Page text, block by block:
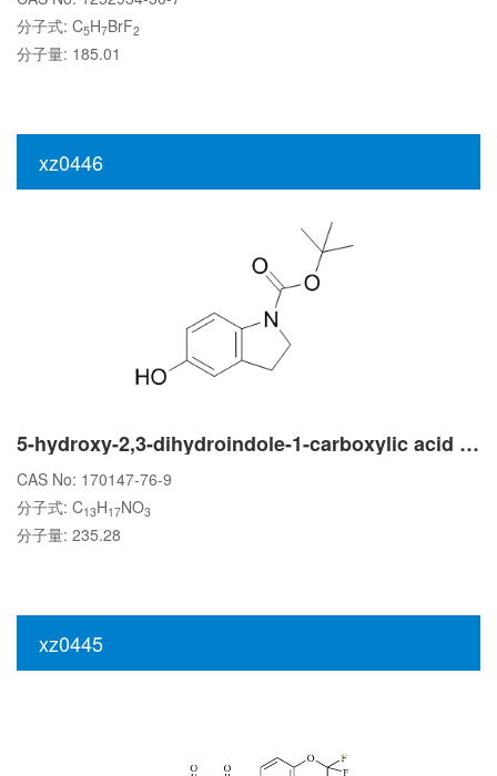
分子式: C5H7BrF2
分子量: 185.01
xz0446
5-hydroxy-2,3-dihydroindole-1-carboxylic acid tert-butyl ester
CAS No: 170147-76-9
分子式: C13H17NO3
分子量: 235.28
xz0445